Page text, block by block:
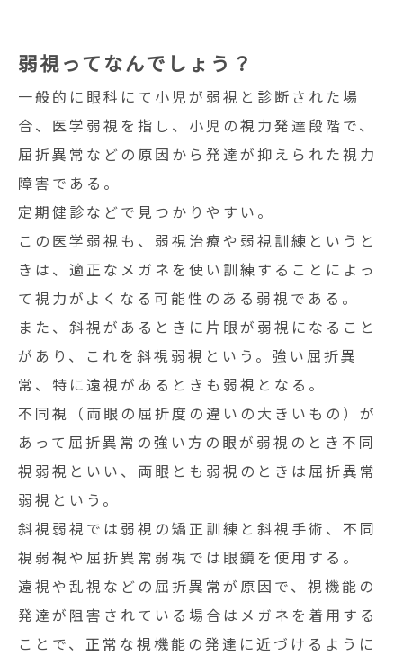
弱視ってなんでしょう？
一般的に眼科にて小児が弱視と診断された場
合、医学弱視を指し、小児の視力発達段階で、
屈折異常などの原因から発達が抑えられた視力
障害である。
定期健診などで見つかりやすい。
この医学弱視も、弱視治療や弱視訓練というと
き は、適正なメガネを使い訓練することによっ
て視力がよくなる可能性のある弱視である。
また、斜視があるときに片眼が弱視になること
があり、これを斜視弱視という。強い屈折異
常、 特に遠視があるときも弱視となる。
不同視（両眼の屈折度の違いの大きいもの）が
あって 屈折異常の強い方の眼が弱視のとき不同
視弱視といい、両眼とも弱視のときは屈折異常
弱視という。
斜視弱視では弱視の矯正訓練と斜視手術、不同
視弱視や屈折異常弱視では眼鏡を使用する。
遠視や乱視などの屈折異常が原因で、視機能の
発達が阻害されている場合はメガネを着用 する
ことで、正常な視機能の発達に近づけるように